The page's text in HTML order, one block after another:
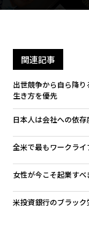
関連記事
出世競争から自ら降
生き方を優先
日本人は会社への依
全米で最もワークラ
女性が今こそ起業す
米投資銀行のブラッ